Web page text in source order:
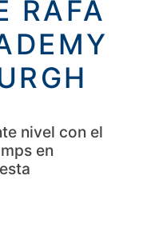
RAFA
nivel con el
en